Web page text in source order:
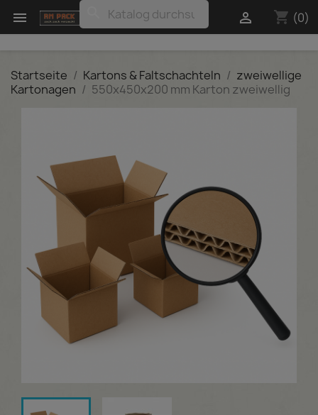
 shopping_cart (0)

Startseite Kartons & Faltschachteln
zweiwellige
Kartonagen
550x450x200 mm Karton zweiwellig